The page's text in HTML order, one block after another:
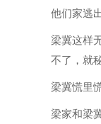
他们家逃
梁冀这样
不了，就
梁冀慌里
梁家和梁